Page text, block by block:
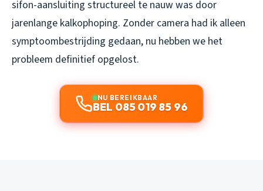
sifon-aansluiting structureel te nauw was door
jarenlange kalkophoping. Zonder camera had ik alleen
symptoombestrijding gedaan, nu hebben we het
probleem definitief opgelost.
NU BEREIKBAAR
BEL 085 019 85 96